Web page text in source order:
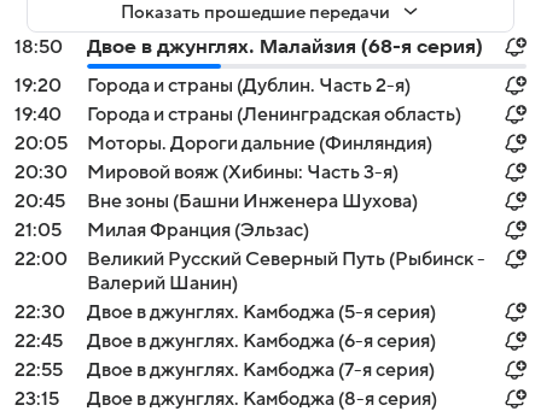
Показать прошедшие передачи
18:50
Двое в джунглях. Малайзия (68-я серия)
19:20
Города и страны (Дублин. Часть 2-я)
19:40
Города и страны (Ленинградская область)
20:05
Моторы. Дороги дальние (Финляндия)
20:30
Мировой вояж (Хибины: Часть 3-я)
20:45
Вне зоны (Башни Инженера Шухова)
21:05
Милая Франция (Эльзас)
22:00
Великий Русский Северный Путь (Рыбинск -
Валерий Шанин)
22:30
Двое в джунглях. Камбоджа (5-я серия)
22:45
Двое в джунглях. Камбоджа (6-я серия)
22:55
Двое в джунглях. Камбоджа (7-я серия)
23:15
Двое в джунглях. Камбоджа (8-я серия)